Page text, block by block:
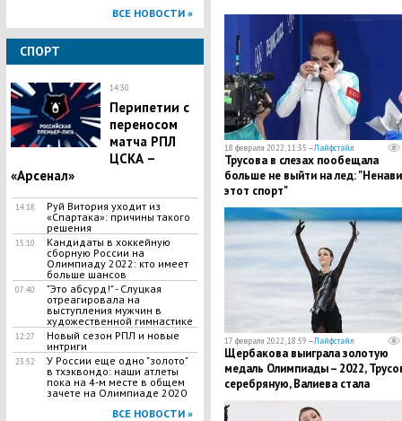
ВСЕ НОВОСТИ »
СПОРТ
14:30
Перипетии с
переносом
матча РПЛ
ЦСКА –
«Арсенал»
14:18
Руй Витория уходит из
«Спартака»: причины такого
решения
15:10
Кандидаты в хоккейную
сборную России на
Олимпиаду 2022: кто имеет
больше шансов
07:40
"Это абсурд!" - Слуцкая
отреагировала на
выступления мужчин в
художественной гимнастике
12:27
Новый сезон РПЛ и новые
интриги
23:52
У России еще одно "золото"
в тхэквондо: наши атлеты
пока на 4-м месте в общем
зачете на Олимпиаде 2020
ВСЕ НОВОСТИ »
18 февраля 2022, 11:35 —Лайфстайл
Трусова в слезах пообещала
больше не выйти на лед:
этот спорт"
17 февраля 2022, 18:59 —Лайфстайл
Щербакова выиграла золотую
медаль Олимпиады – 2022,
серебряную, Валиева стала
четвертой: видео прокатов